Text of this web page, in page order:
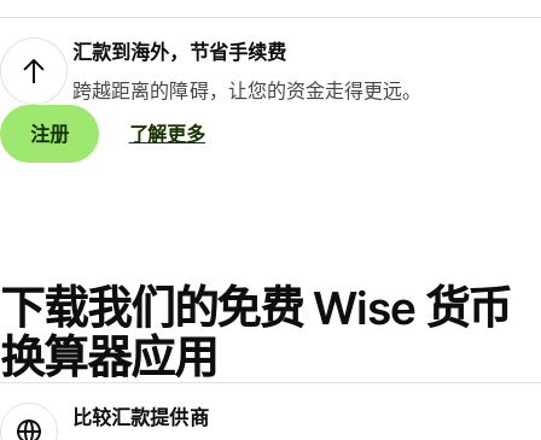
汇款到海外，节省手续费
跨越距离的障碍，让您的资金走得更远。
注册
了解更多
下载我们的免费 Wise 货币
换算器应用
比较汇款提供商